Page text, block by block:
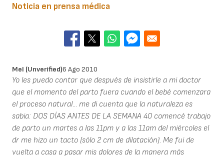
Noticia en prensa médica
Mel (unverified)6 Ago 2010
Yo les puedo contar que después de insistirle a mi doctor
que el momento del parto fuera cuando el bebé comenzara
el proceso natural... me di cuenta que la naturaleza es
sabia: DOS DÍAS ANTES DE LA SEMANA 40 comencé trabajo
de parto un martes a las 11pm y a las 11am del miércoles el
dr me hizo un tacto (sólo 2 cm de dilatación). Me fui de
vuelta a casa a pasar mis dolores de la manera más